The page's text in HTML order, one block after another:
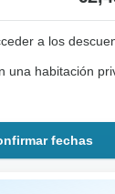
a los
una habitación
fechas